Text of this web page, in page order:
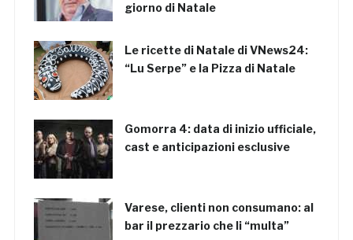
giorno di Natale
Le ricette di Natale di VNews24:
“Lu Serpe” e la Pizza di Natale
Gomorra 4: data di inizio ufficiale,
cast e anticipazioni esclusive
Varese, clienti non consumano: al
bar il prezzario che li “multa”